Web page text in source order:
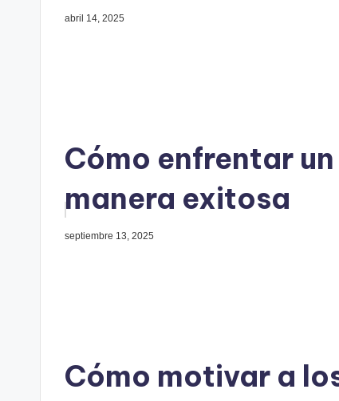
abril 14, 2025
Cómo enfrentar
manera exitosa
septiembre 13, 2025
Cómo motivar a